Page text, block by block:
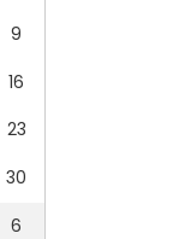
9
16
23
30
6